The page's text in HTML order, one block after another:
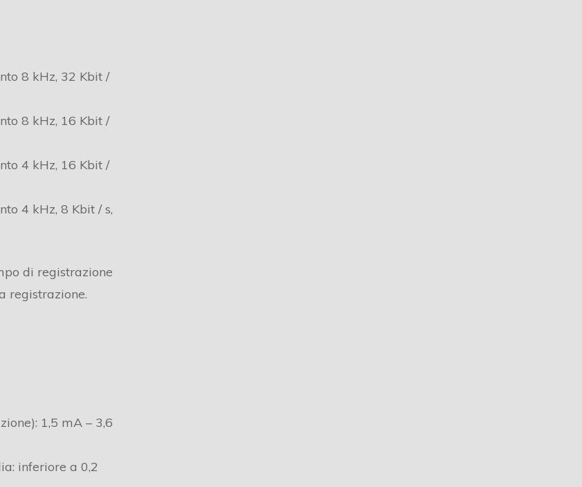
8 kHz, 32 Kbit /
8 kHz, 16 Kbit /
4 kHz, 16 Kbit /
4 kHz, 8 Kbit / s,
di registrazione
registrazione.
1,5 mA – 3,6
inferiore a 0,2